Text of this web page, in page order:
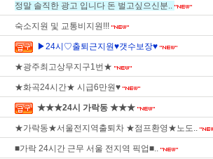
정말 솔직한 광고 입니다 돈 벌고싶으신분..
숙소지원 및 교통비지원!!!
▶24시♡출퇴근지원♥갯수보장♥
★광주최고상무지구1번★
★화곡24시간★ 시급6만원♥
★★★24시 가락동 ★★★
★가락동★서울전지역출퇴차 ★점프환영★노도..
■가락 24시간 근무 서울 전지역 픽업■..